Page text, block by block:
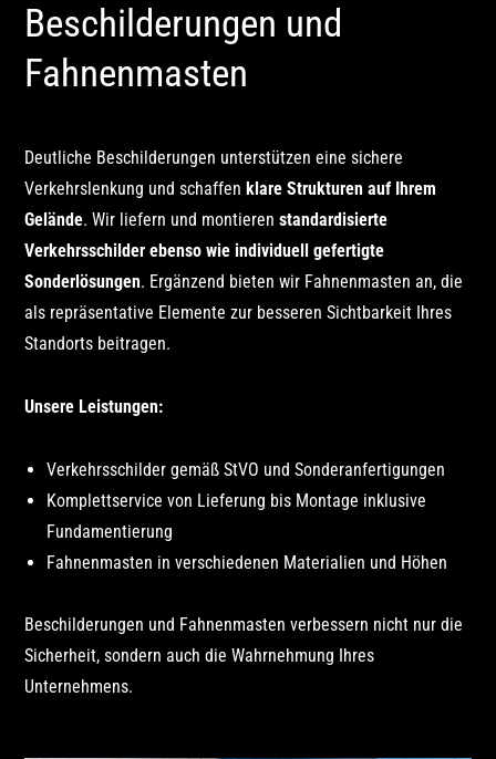
Beschilderungen und
Fahnenmasten
Deutliche Beschilderungen unterstützen eine sichere
Verkehrslenkung und schaffenklare Strukturen auf Ihrem
Gelände. Wir liefern und montierenstandardisierte
Verkehrsschilder ebenso wie individuell gefertigte
Sonderlösungen. Ergänzend bieten wir Fahnenmasten an, die
als repräsentative Elemente zur besseren Sichtbarkeit Ihres
Standorts beitragen.
Unsere Leistungen:
Verkehrsschilder gemäß StVO und Sonderanfertigungen
Komplettservice von Lieferung bis Montage inklusive
Fundamentierung
Fahnenmasten in verschiedenen Materialien und Höhen
Beschilderungen und Fahnenmasten verbessern nicht nur die
Sicherheit, sondern auch die Wahrnehmung Ihres
Unternehmens.